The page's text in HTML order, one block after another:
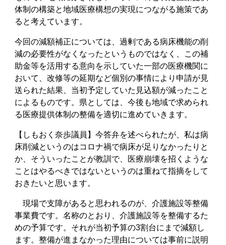
体制の構築と地域医療構想の実現につながる施策であ
ると考えています。
今回の減額補正については、過剰である病床機能の削
減の必要性がなくなったというものではなく、この補
助金等を活用する意向を示していた一部の医療機関に
おいて、改修等の延期など個別の事情により申請が見
送られた結果、当初予定していた見込額が減ったこと
によるものです。県としては、今後も地域で求められ
る医療提供体制の整備を適切に進めていきます。
【しもおく奈歩議員】今答弁を述べられたが、私は病
床削減というのはコロナ禍で病床が足りなかったりと
か、そういったことが教訓で、医療崩壊を招くような
ことはやるべきではないというのは重ねて指摘をして
おきたいと思います。
現場で支障があると思われるのが、介護施設等整備
事業費です。名称のとおり、介護施設等を整備するた
めの予算です。それが当初予算の3割台にまで減額し
ます。整備が進まなかった理由については事前に説明